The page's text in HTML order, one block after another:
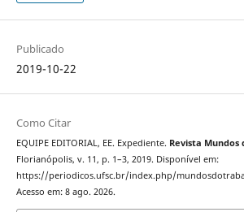
Publicado
2019-10-22
Como Citar
EQUIPE EDITORIAL, EE. Expediente. Revista Mundos
Florianópolis, v. 11, p. 1–3, 2019. Disponível em:
https://periodicos.ufsc.br/index.php/
Acesso em: 8 ago. 2026.